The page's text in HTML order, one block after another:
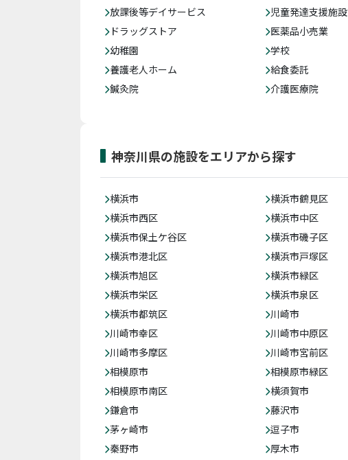
放課後等デイサービス
児童発達支援施設
ドラッグストア
医薬品小売業
幼稚園
学校
養護老人ホーム
給食委託
鍼灸院
介護医療院
神奈川県の施設をエリアから探す
横浜市 横浜市鶴見区
横浜市西区
横浜市中区
横浜市保土ケ谷区
横浜市磯子区
横浜市港北区
横浜市戸塚区
横浜市旭区
横浜市緑区
横浜市栄区
横浜市泉区
横浜市都筑区
川崎市
川崎市幸区
川崎市中原区
川崎市多摩区
川崎市宮前区
相模原市
相模原市緑区
相模原市南区
横須賀市
鎌倉市
藤沢市
茅ヶ崎市
逗子市
秦野市
厚木市